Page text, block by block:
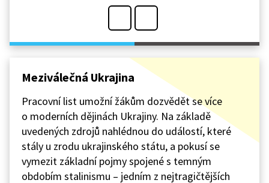
Meziválečná Ukrajina
Pracovní list umožní žákům dozvědět se více
o moderních dějinách Ukrajiny. Na základě
uvedených zdrojů nahlédnou do událostí, které
stály u zrodu ukrajinského státu, a pokusí se
vymezit základní pojmy spojené s temným
obdobím stalinismu – jedním z nejtragičtějších